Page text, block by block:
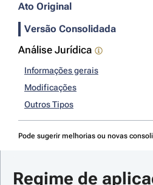
Ato Original
Versão Consolidada
Análise Jurídica
Informações gerais
Modificações
Outros Tipos
Pode sugerir melhorias ou novas
Regime de